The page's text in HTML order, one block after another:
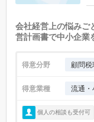
会社経営上の悩みご
営計画書で中小企業
得意分野 顧問税
得意業種 流通・
個人の相談も受付可